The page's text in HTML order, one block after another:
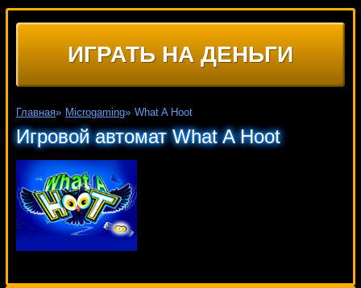
ИГРАТЬ НА ДЕНЬГИ
Главная» Microgaming» What A Hoot
Игровой автомат What A Hoot